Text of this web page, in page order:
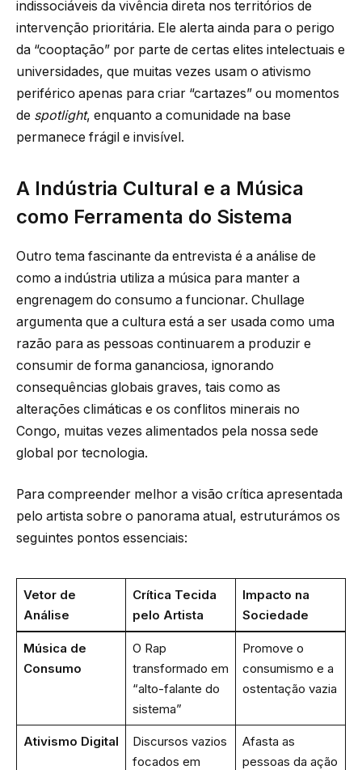
indissociáveis da vivência direta nos territórios de
intervenção prioritária. Ele alerta ainda para o perigo
da “cooptação” por parte de certas elites intelectuais e
universidades, que muitas vezes usam o ativismo
periférico apenas para criar “cartazes” ou momentos
de spotlight, enquanto a comunidade na base
permanece frágil e invisível.
A Indústria Cultural e a Música
como Ferramenta do Sistema
Outro tema fascinante da entrevista é a análise de
como a indústria utiliza a música para manter a
engrenagem do consumo a funcionar. Chullage
argumenta que a cultura está a ser usada como uma
razão para as pessoas continuarem a produzir e
consumir de forma gananciosa, ignorando
consequências globais graves, tais como as
alterações climáticas e os conflitos minerais no
Congo, muitas vezes alimentados pela nossa sede
global por tecnologia.
Para compreender melhor a visão crítica apresentada
pelo artista sobre o panorama atual, estruturámos os
seguintes pontos essenciais:
Vetor de
Análise
Crítica Tecida
pelo Artista
Impacto na
Sociedade
Música de
Consumo
O Rap
transformado em
“alto-falante do
sistema”
Promove o
consumismo e a
ostentação vazia
Ativismo Digital
Discursos vazios
focados em
Afasta as
pessoas da ação